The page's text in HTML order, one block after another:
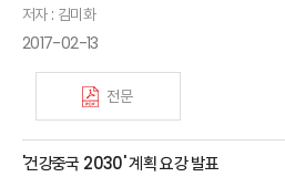
저자 : 김미화
2017-02-13
전문
'건강중국 2030' 계획 요강 발표